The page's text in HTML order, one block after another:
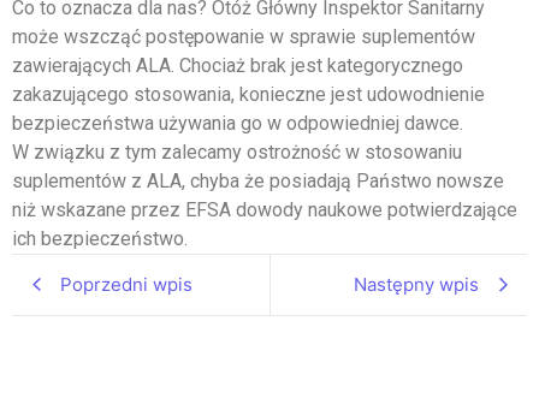
Co to oznacza dla nas? Otóż Główny Inspektor Sanitarny
może wszcząć postępowanie w sprawie suplementów
zawierających ALA. Chociaż brak jest kategorycznego
zakazującego stosowania, konieczne jest udowodnienie
bezpieczeństwa używania go w odpowiedniej dawce.
W związku z tym zalecamy ostrożność w stosowaniu
suplementów z ALA, chyba że posiadają Państwo nowsze
niż wskazane przez EFSA dowody naukowe potwierdzające
ich bezpieczeństwo.
Poprzedni wpis
Następny wpis